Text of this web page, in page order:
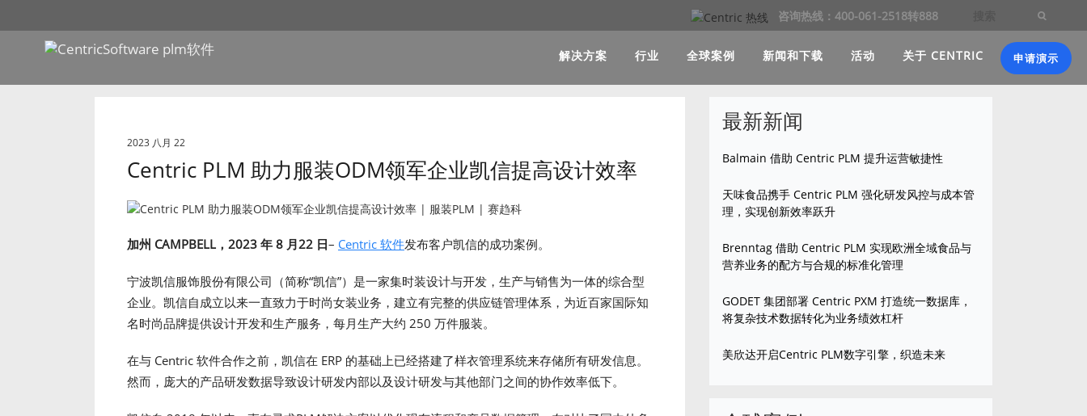
咨询热线：400-061-2518转888
解决方案 行业 全球案例 新闻和下载 活动 关于 CENTRIC 申请演示
2023 八月 22
Centric PLM 助力服装ODM领军企业凯信提高设计效率
加州 CAMPBELL，2023 年 8 月22 日– Centric 软件发布客户凯信的成功案例。
宁波凯信服饰股份有限公司（简称“凯信”）是一家集时装设计与开发，生产与销售为一体的综合型
企业。凯信自成立以来一直致力于时尚女装业务，建立有完整的供应链管理体系，为近百家国际知
名时尚品牌提供设计开发和生产服务，每月生产大约 250 万件服装。
在与 Centric 软件合作之前，凯信在 ERP 的基础上已经搭建了样衣管理系统来存储所有研发信息。
然而，庞大的产品研发数据导致设计研发内部以及设计研发与其他部门之间的协作效率低下。
最新新闻
Balmain 借助 Centric PLM 提升运营敏捷性
天味食品携手 Centric PLM 强化研发风控与成本管
理，实现创新效率跃升
Brenntag 借助 Centric PLM 实现欧洲全域食品与
营养业务的配方与合规的标准化管理
GODET 集团部署 Centric PXM 打造统一数据库，
将复杂技术数据转化为业务绩效杠杆
美欣达开启Centric PLM数字引擎，织造未来